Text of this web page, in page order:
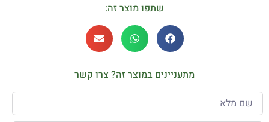
שתפו מוצר זה:
מתעניינים במוצר זה? צרו קשר